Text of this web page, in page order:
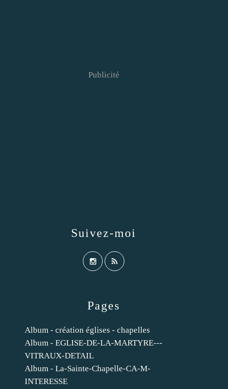
Pages
Album - création églises - chapelles
Album - EGLISE-DE-LA-MARTYRE---
VITRAUX-DETAIL
Album - La-Sainte-Chapelle-CA-M-
INTERESSE
Suivez-moi
Publicité